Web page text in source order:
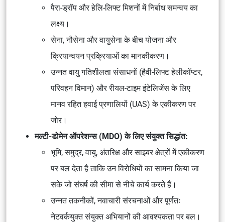
पैरा-ड्रॉप और हेलि-लिफ्ट मिशनों में निर्बाध समन्वय का
लक्ष्य।
सेना, नौसेना और वायुसेना के बीच योजना और
क्रियान्वयन प्रक्रियाओं का मानकीकरण।
उन्नत वायु गतिशीलता संसाधनों (हैवी-लिफ्ट हेलीकॉप्टर,
परिवहन विमान) और रीयल-टाइम इंटेलिजेंस के लिए
मानव रहित हवाई प्रणालियों (UAS) के एकीकरण पर
जोर।
मल्टी-डोमेन ऑपरेशन्स (MDO) के लिए संयुक्त सिद्धांत:
भूमि, समुद्र, वायु, अंतरिक्ष और साइबर क्षेत्रों में एकीकरण
पर बल देता है ताकि उन विरोधियों का सामना किया जा
सके जो संघर्ष की सीमा से नीचे कार्य करते हैं।
उन्नत तकनीकों, नवाचारी संरचनाओं और पूर्णतः
नेटवर्कयुक्त संयुक्त अभियानों की आवश्यकता पर बल।